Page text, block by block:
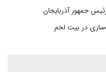
جمهور آذربایجان
در بیت‌ لحم